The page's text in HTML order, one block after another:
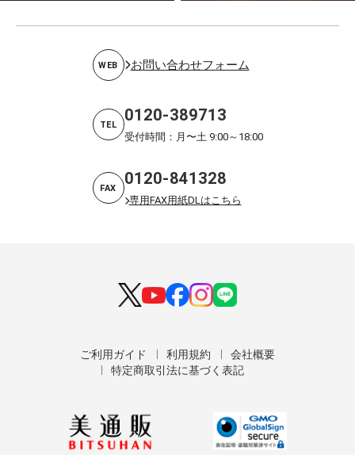
WEB お問い合わせフォーム
TEL 0120-389713
受付時間：月〜土 9:00～18:00
FAX 0120-841328
専用FAX用紙DLはこちら
ご利用ガイド 利用規約
会社概要
特定商取引法に基づく表記